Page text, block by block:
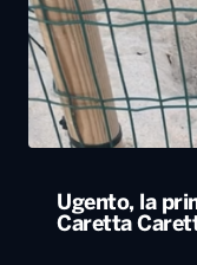
Ugento, la
Caretta